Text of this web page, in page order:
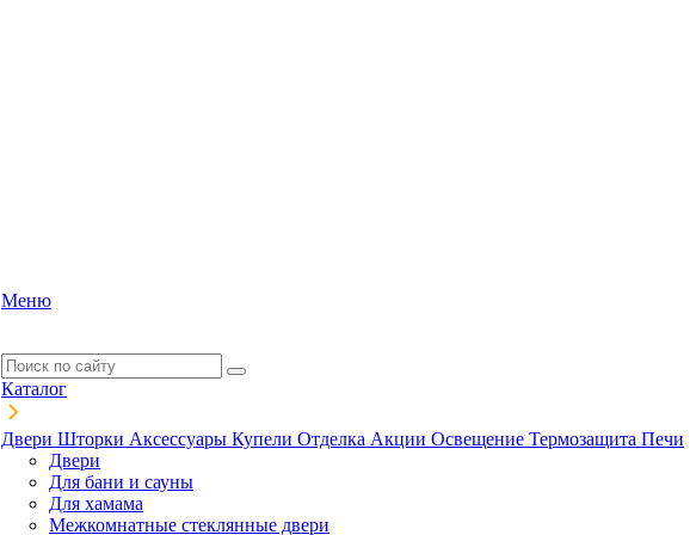
Меню
Каталог
Двери Шторки Аксессуары Купели Отделка Акции Освещение Термозащита Печи
Двери
Для бани и сауны
Для хамама
Межкомнатные стеклянные двери